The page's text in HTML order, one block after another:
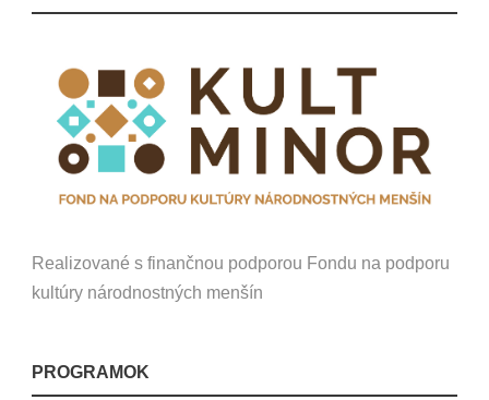
Realizované s finančnou podporou Fondu na podporu
kultúry národnostných menšín
PROGRAMOK